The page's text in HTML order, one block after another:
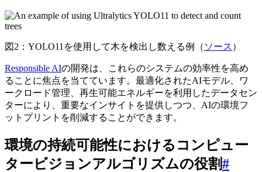
図2：YOLO11を使用して木を検出し数える例（ ソース ）
Responsible AIの開発は、これらのシステムの効率性を高め
ることに焦点を当てています。最適化されたAIモデル、ワ
ークロード管理、再生可能エネルギーを利用したデータセン
ターにより、重要なインサイトを提供しつつ、AIの環境フ
ットプリントを削減することができます。
環境の持続可能性におけるコンピュー
タービジョンアルゴリズムの役割#